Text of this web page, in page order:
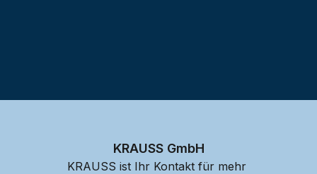
KRAUSS GmbH
KRAUSS ist Ihr Kontakt für mehr